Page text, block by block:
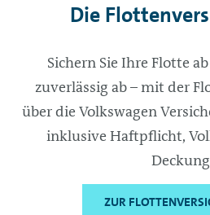
Die
Sichern Sie Ihre Flotte
zuverlässig ab – mit der
über die Volkswagen
inklusive Haftpflicht,
ZUR